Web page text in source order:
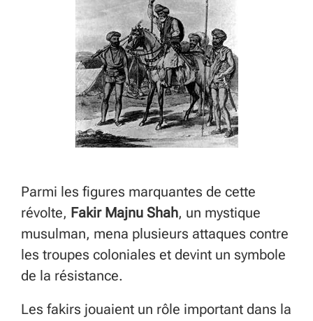
Parmi les figures marquantes de cette
révolte, Fakir Majnu Shah, un mystique
musulman, mena plusieurs attaques contre
les troupes coloniales et devint un symbole
de la résistance.
Les fakirs jouaient un rôle important dans la